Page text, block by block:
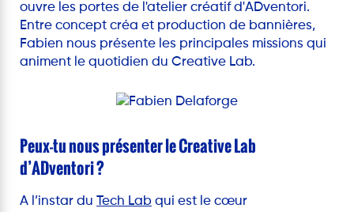
ouvre les portes de l'atelier créatif d'ADventori.
Entre concept créa et production de bannières,
Fabien nous présente les principales missions qui
animent le quotidien du Creative Lab.
Peux-tu nous présenter le Creative Lab
d’ADventori ?
A l’instar du Tech Lab qui est le cœur